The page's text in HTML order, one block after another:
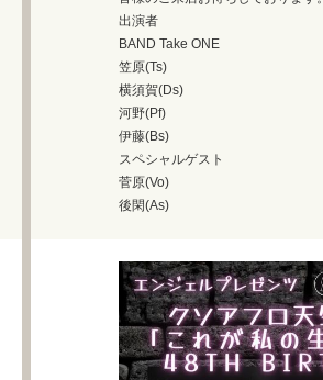
出演者
BAND Take ONE
笠原(Ts)
横須賀(Ds)
河野(Pf)
伊藤(Bs)
スペシャルゲスト
菅原(Vo)
後閑(As)